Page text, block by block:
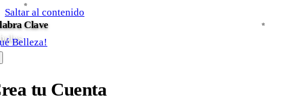
Saltar al contenido
Belleza!
tu Cuenta
*
*
*
*
*
Clave
*
*
*
*
*